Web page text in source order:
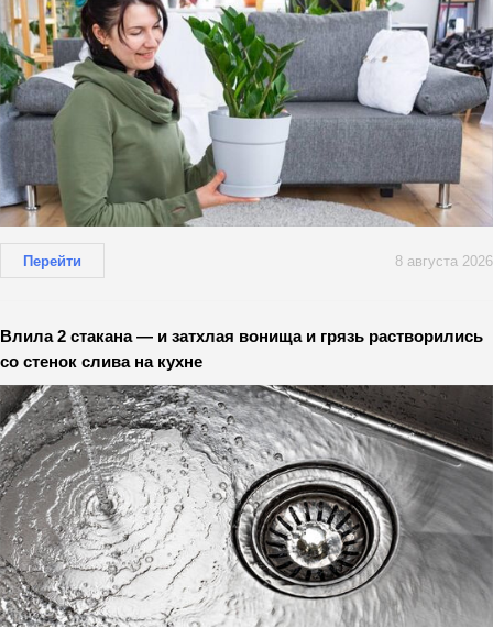
Перейти 8 августа 2026
Влила 2 стакана — и затхлая вонища и грязь растворились
со стенок слива на кухне